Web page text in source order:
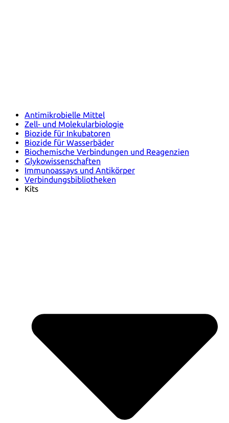
Antimikrobielle Mittel
Zell- und Molekularbiologie
Biozide für Inkubatoren
Biozide für Wasserbäder
Biochemische Verbindungen und Reagenzien
Glykowissenschaften
Immunoassays und Antikörper
Verbindungsbibliotheken
Kits